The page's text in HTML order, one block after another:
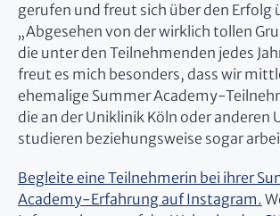
gerufen und freut sich über den Erfolg
„Abgesehen von der wirklich tollen
die unter den Teilnehmenden jedes
freut es mich besonders, dass wir
ehemalige Summer Academy-
die an der Uniklinik Köln oder anderen
studieren beziehungsweise sogar
Begleite eine Teilnehmerin bei ihrer
Academy-Erfahrung auf Instagram.